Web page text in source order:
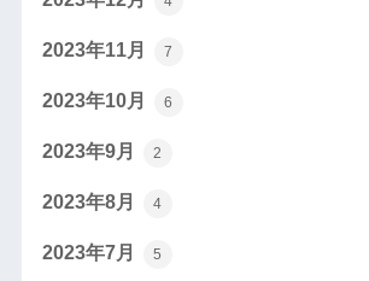
2023年11月 7
2023年10月 6
2023年9月 2
2023年8月 4
2023年7月 5